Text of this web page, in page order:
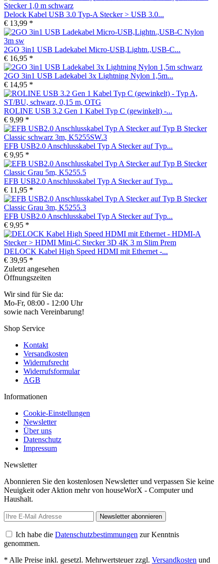
Delock Kabel USB 3.0 Typ-A Stecker > USB 3.0...
€ 13,99 *
2GO 3in1 USB Ladekabel Micro-USB,Lightn.,USB-C...
€ 16,95 *
2GO 3in1 USB Ladekabel 3x Lightning Nylon 1,5m...
€ 14,95 *
ROLINE USB 3.2 Gen 1 Kabel Typ C (gewinkelt) -...
€ 9,99 *
EFB USB2.0 Anschlusskabel Typ A Stecker auf Typ...
€ 9,95 *
EFB USB2.0 Anschlusskabel Typ A Stecker auf Typ...
€ 11,95 *
EFB USB2.0 Anschlusskabel Typ A Stecker auf Typ...
€ 9,95 *
DELOCK Kabel High Speed HDMI mit Ethernet -...
€ 39,95 *
Zuletzt angesehen
Öffnungszeiten
Wir sind für Sie da:
Mo-Fr, 08:00 - 12:00 Uhr
sowie nach Vereinbarung!
Shop Service
Kontakt
Versandkosten
Widerrufsrecht
Widerrufsformular
AGB
Informationen
Cookie-Einstellungen
Newsletter
Über uns
Datenschutz
Impressum
Newsletter
Abonnieren Sie den kostenlosen Newsletter und verpassen Sie keine
Neuigkeit oder Aktion mehr von houseWorX - Computer und
Haushalt.
Newsletter abonnieren
Ich habe die Datenschutzbestimmungen zur Kenntnis
genommen.
* Alle Preise inkl. gesetzl. Mehrwertsteuer zzgl. Versandkosten und